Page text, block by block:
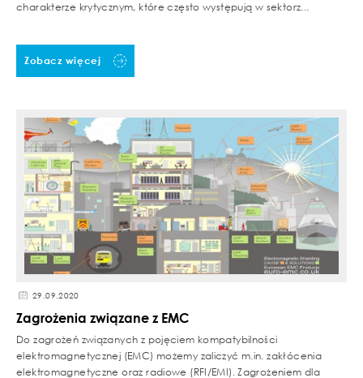
charakterze krytycznym, które często występują w sektorz...
Zobacz więcej
29.09.2020
Zagrożenia związane z EMC
Do zagrożeń związanych z pojęciem kompatybilności
elektromagnetycznej (EMC) możemy zaliczyć m.in. zakłócenia
elektromagnetyczne oraz radiowe (RFI/EMI). Zagrożeniem dla